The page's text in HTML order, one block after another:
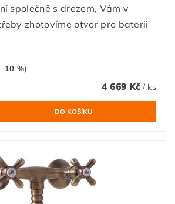
společně s dřezem, Vám v
zhotovíme otvor pro baterii
%)
4 669 Kč / ks